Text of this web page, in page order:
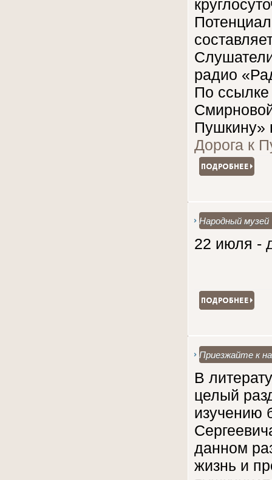
радио
По
Пушкину»
Дорога к
Народный музей
22 июля -
Приезжайте к
В
целый
изучению
данном
жизнь и